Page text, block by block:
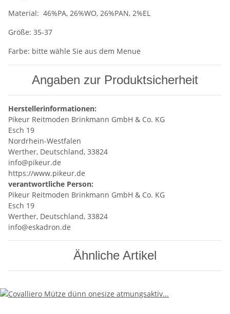
Material: 46%PA, 26%WO, 26%PAN, 2%EL
Größe: 35-37
Farbe: bitte wähle Sie aus dem Menue
Angaben zur Produktsicherheit
Herstellerinformationen:
Pikeur Reitmoden Brinkmann GmbH & Co. KG
Esch 19
Nordrhein-Westfalen
Werther, Deutschland, 33824
info@pikeur.de
https://www.pikeur.de
verantwortliche Person:
Pikeur Reitmoden Brinkmann GmbH & Co. KG
Esch 19
Werther, Deutschland, 33824
info@eskadron.de
Ähnliche Artikel